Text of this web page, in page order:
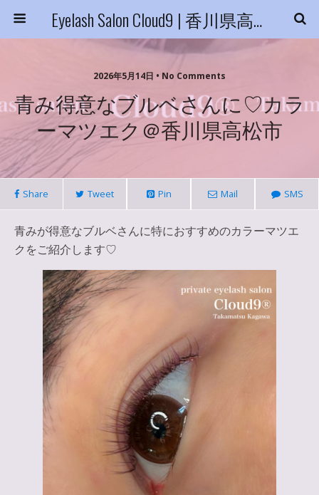
Eyelash Salon Cloud9 | 香川県高松市
2026年5月14日 • No Comments
青み得意なブルベさんに♡カラ
ーマツエク＠香川県高松市
Share Tweet Pin Mail SMS
青みが得意なブルベさんに特におすすめのカラーマツエ
クをご紹介します♡